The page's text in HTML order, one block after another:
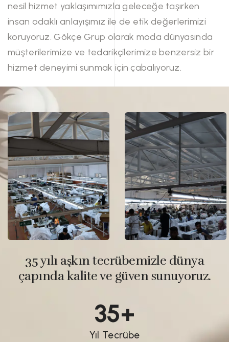
nesil hizmet yaklaşımımızla geleceğe taşırken
insan odaklı anlayışımız ile de etik değerlerimizi
koruyoruz. Gökçe Grup olarak moda dünyasında
müşterilerimize ve tedarikçilerimize benzersiz bir
hizmet deneyimi sunmak için çabalıyoruz.
35 yılı aşkın tecrübemizle dünya
çapında kalite ve güven sunuyoruz.
35+
Yıl Tecrübe